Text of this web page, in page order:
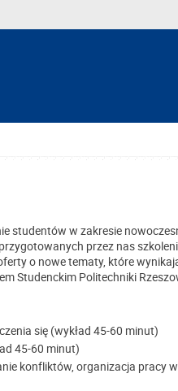
studentów w zakresie
przez nas
o nowe tematy, które
Studenckim Politechniki
się (wykład 45-60 minut)
45-60 minut)
konfliktów, organizacja pracy